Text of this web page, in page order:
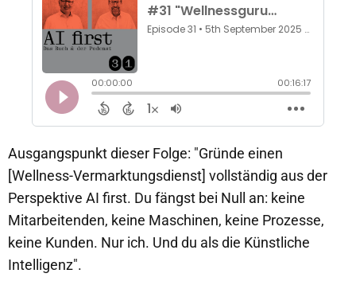
Ausgangspunkt dieser Folge: "Gründe einen
[Wellness-Vermarktungsdienst] vollständig aus der
Perspektive AI first. Du fängst bei Null an: keine
Mitarbeitenden, keine Maschinen, keine Prozesse,
keine Kunden. Nur ich. Und du als die Künstliche
Intelligenz".